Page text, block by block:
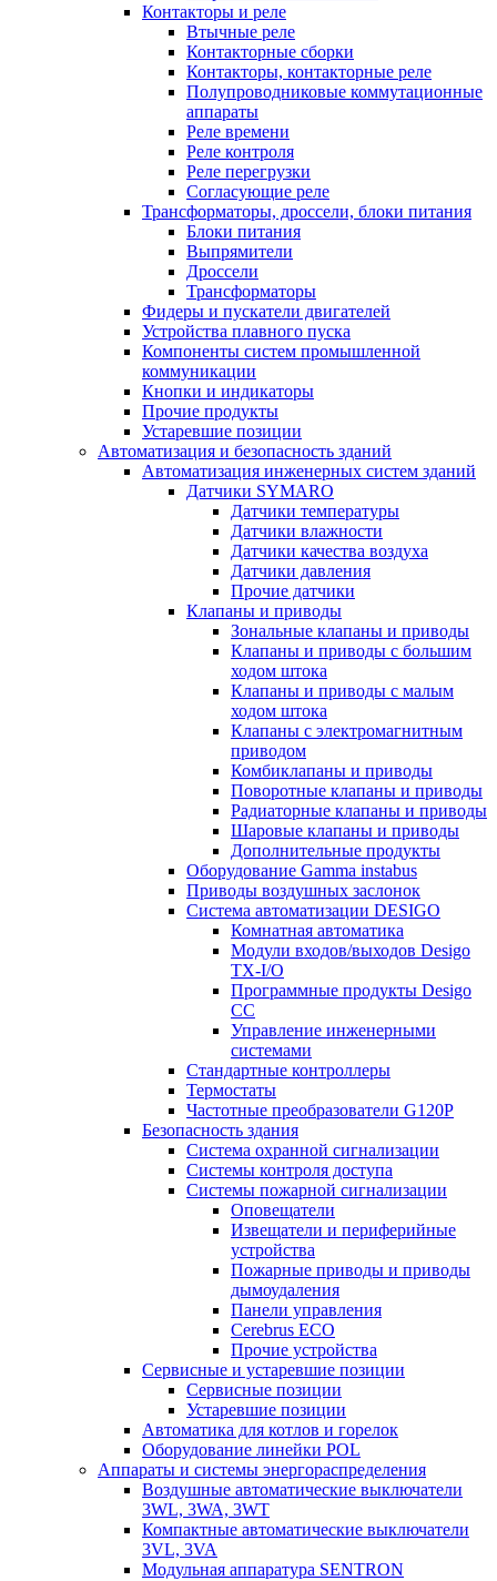
Контакторы и реле
Втычные реле
Контакторные сборки
Контакторы, контакторные реле
Полупроводниковые коммутационные
аппараты
Реле времени
Реле контроля
Реле перегрузки
Согласующие реле
Трансформаторы, дроссели, блоки питания
Блоки питания
Выпрямители
Дроссели
Трансформаторы
Фидеры и пускатели двигателей
Устройства плавного пуска
Компоненты систем промышленной
коммуникации
Кнопки и индикаторы
Прочие продукты
Устаревшие позиции
Автоматизация и безопасность зданий
Автоматизация инженерных систем зданий
Датчики SYMARO
Датчики температуры
Датчики влажности
Датчики качества воздуха
Датчики давления
Прочие датчики
Клапаны и приводы
Зональные клапаны и приводы
Клапаны и приводы с большим
ходом штока
Клапаны и приводы с малым
ходом штока
Клапаны с электромагнитным
приводом
Комбиклапаны и приводы
Поворотные клапаны и приводы
Радиаторные клапаны и приводы
Шаровые клапаны и приводы
Дополнительные продукты
Оборудование Gamma instabus
Приводы воздушных заслонок
Система автоматизации DESIGO
Комнатная автоматика
Модули входов/выходов Desigo
TX-I/O
Программные продукты Desigo
CC
Управление инженерными
системами
Стандартные контроллеры
Термостаты
Частотные преобразователи G120P
Безопасность здания
Система охранной сигнализации
Системы контроля доступа
Системы пожарной сигнализации
Оповещатели
Извещатели и периферийные
устройства
Пожарные приводы и приводы
дымоудаления
Панели управления
Cerebrus ECO
Прочие устройства
Сервисные и устаревшие позиции
Сервисные позиции
Устаревшие позиции
Автоматика для котлов и горелок
Оборудование линейки POL
Аппараты и системы энергораспределения
Воздушные автоматические выключатели
3WL, 3WA, 3WT
Компактные автоматические выключатели
3VL, 3VA
Модульная аппаратура SENTRON